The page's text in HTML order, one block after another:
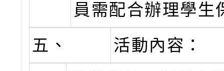
員需配合辦理學生
五、
活動內容：